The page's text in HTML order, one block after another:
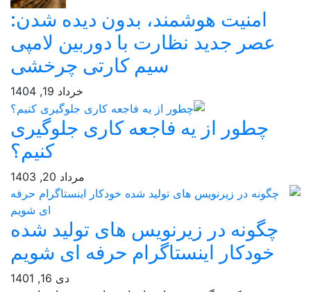
امنیت هوشمند، بدون دیده شدن:
عصر جدید نظارت با دوربین لامپی
سیم کارتی چرخشی
خرداد 19, 1404
چطور از یه فاجعه کاری جلوگیری
کنیم؟
مرداد 20, 1403
چگونه در زیرنویس های تولید شده
خودکار اینستاگرام حرفه ای شویم